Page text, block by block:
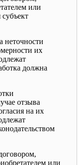
или
неточности
их
должна
отзыва
на их
или